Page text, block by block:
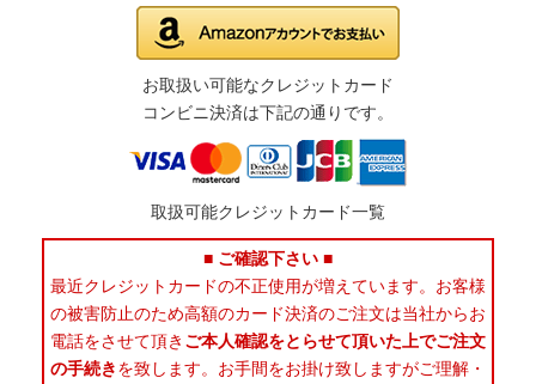
お取扱い可能なクレジットカード
コンビニ決済は下記の通りです。
取扱可能クレジットカード一覧
■ ご確認下さい ■
最近クレジットカードの不正使用が増えています。お客様
の被害防止のため高額のカード決済のご注文は当社からお
電話をさせて頂き ご本人確認をとらせて頂いた上でご注文
の手続きを致します。お手間をお掛け致しますがご理解・